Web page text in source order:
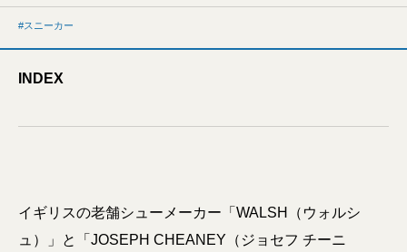
スニーカー
INDEX
イギリスの老舗シューメーカー「WALSH（ウォルシ
ュ）」と「JOSEPH CHEANEY（ジョセフ チーニ